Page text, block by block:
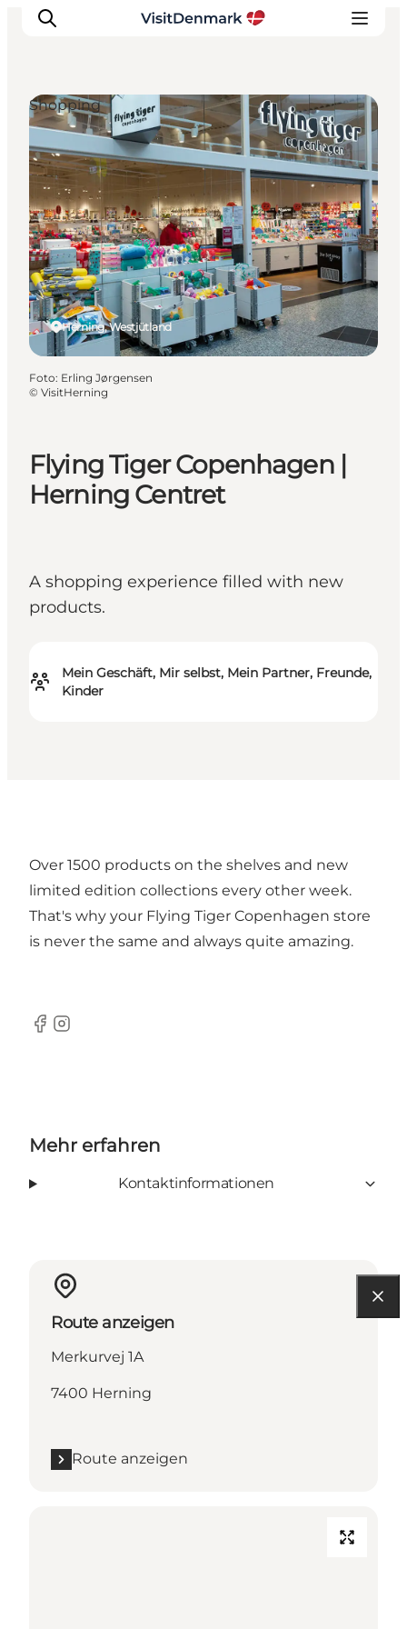
Inspiration
Regionen
Erlebnisse
Unterkünfte
Reiseplanung
Flying Tiger Copenhagen |
Herning Centret
A shopping experience filled with new
products.
Mein Geschäft, Mir selbst, Mein Partner, Freunde,
Kinder
Herning, Westjütland
Shopping
Foto: Erling Jørgensen
© VisitHerning
Over 1500 products on the shelves and new
limited edition collections every other week.
That's why your Flying Tiger Copenhagen store
is never the same and always quite amazing.
Facebook
Instagram
Mehr erfahren
Kontaktinformationen
Route anzeigen
Merkurvej 1A
7400 Herning
Route anzeigen